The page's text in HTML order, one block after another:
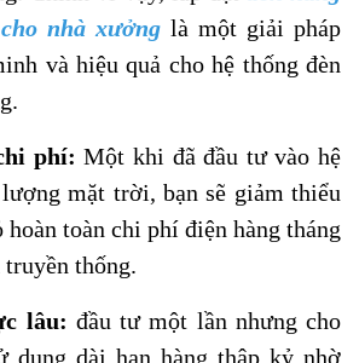
nhà xưởng là một giải pháp
và hiệu quả cho hệ thống đèn
phí:Một khi đã đầu tư vào hệ
mặt trời, bạn sẽ giảm thiểu
hoàn toàn chi phí điện hàng tháng
thống.
lâu: đầu tư một lần nhưng cho
dụng dài hạn hàng thập kỷ nhờ